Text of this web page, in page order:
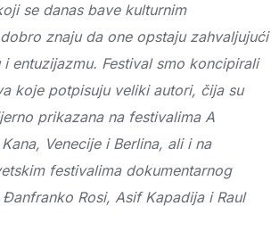
se danas bave kulturnim
znaju da one opstaju zahvaljujući
entuzijazmu. Festival smo koncipirali
koje potpisuju veliki autori, čija su
prikazana na festivalima A
Venecije i Berlina, ali i na
festivalima dokumentarnog
Rosi, Asif Kapadija i Raul